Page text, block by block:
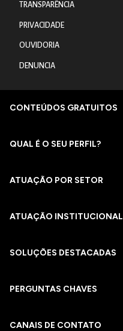
TRANSPARÊNCIA
PRIVACIDADE
OUVIDORIA
DENUNCIA
CONTEÚDOS GRATUITOS
QUAL É O SEU PERFIL?
ATUAÇÃO POR SETOR
ATUAÇÃO INSTITUCIONAL
SOLUÇÕES DESTACADAS
PERGUNTAS CHAVES​
CANAIS DE CONTATO